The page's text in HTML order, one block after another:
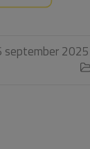
september 2025